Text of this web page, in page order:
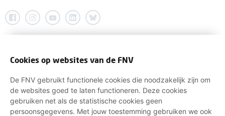
Cookies op websites van de FNV
De FNV gebruikt functionele cookies die noodzakelijk zijn om
de websites goed te laten functioneren. Deze cookies
gebruiken net als de statistische cookies geen
persoonsgegevens. Met jouw toestemming gebruiken we ook